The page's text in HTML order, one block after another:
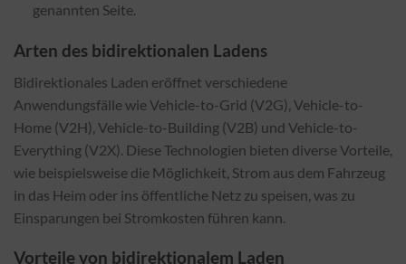
genannten Seite.
Arten des bidirektionalen Ladens
Bidirektionales Laden eröffnet verschiedene
Anwendungsfälle wie Vehicle-to-Grid (V2G), Vehicle-to-
Home (V2H), Vehicle-to-Building (V2B) und Vehicle-to-
Everything (V2X). Diese Technologien bieten diverse Vorteile,
wie beispielsweise die Möglichkeit, Strom aus dem Fahrzeug
in das Heim oder ins öffentliche Netz zu speisen, was zu
Einsparungen bei Stromkosten führen kann.
Vorteile von bidirektionalem Laden